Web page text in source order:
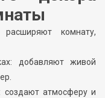
расширяют комнату,
добавляют живой
создают атмосферу и